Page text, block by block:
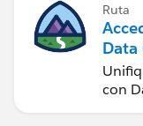
Ruta
Data
con